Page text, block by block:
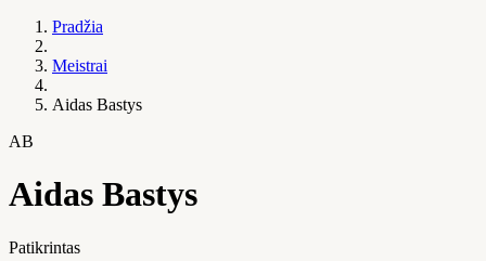
Pradžia
Meistrai
Aidas Bastys
AB
Aidas Bastys
Patikrintas